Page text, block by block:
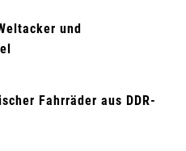
und
Fahrräder aus DDR-